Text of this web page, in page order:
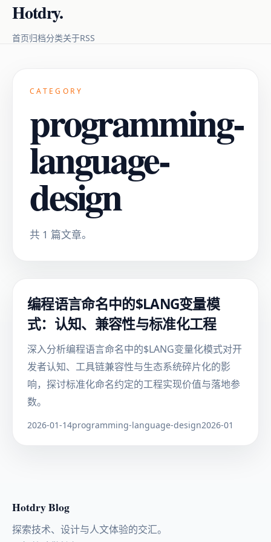
Hotdry.
首页归档分类关于RSS
CATEGORY
programming-
language-
design
共 1 篇文章。
编程语言命名中的$LANG变量模
式：认知、兼容性与标准化工程
深入分析编程语言命名中的$LANG变量化模式对开
发者认知、工具链兼容性与生态系统碎片化的影
响，探讨标准化命名约定的工程实现价值与落地参
数。
2026-01-14programming-language-design2026-01
Hotdry Blog
探索技术、设计与人文体验的交汇。